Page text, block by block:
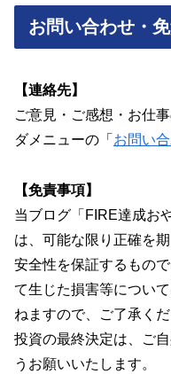
お問い合わせ・
【連絡先】
ご意見・ご感想・お仕
ダメニューの「 お問い
【免責事項】
当ブログ「FIRE達成お
は、可能な限り正確を
安全性を保証するもの
て生じた損害等につい
ねますので、ご了承くだ
投資の最終決定は、ご
うお願いいたします。